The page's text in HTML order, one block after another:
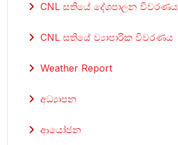
CNL සතියේ දේශපාලන විවරණය
CNL සතියේ ව්‍යාපාරික විවරණය
Weather Report
අධ්‍යාපන
ආයෝජන